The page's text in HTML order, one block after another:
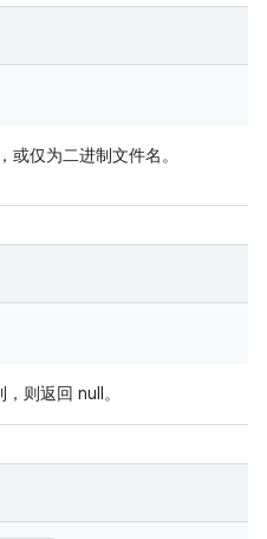
或仅为二进制文件名。
则返回 null。